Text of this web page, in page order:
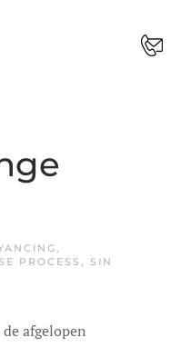
,
PROCESS , SIN
afgelopen